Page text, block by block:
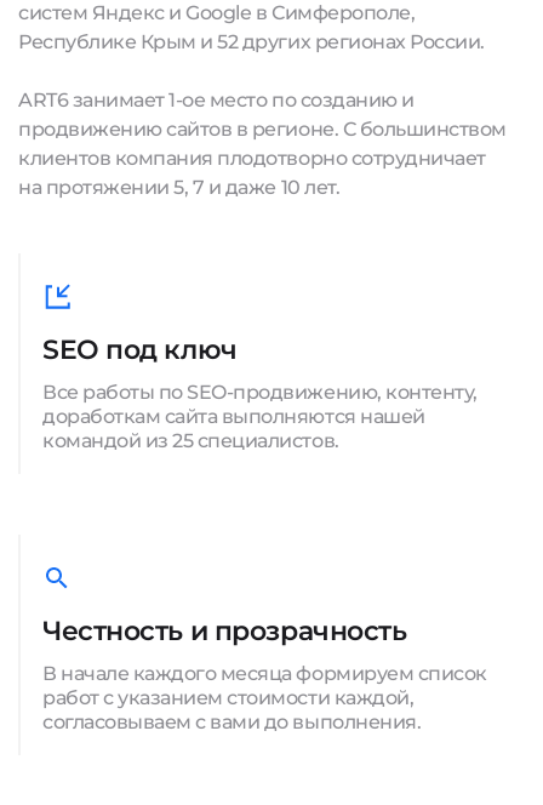
систем Яндекс и Google в Симферополе,
Республике Крым и 52 других регионах России.
ART6 занимает 1-ое место по созданию и
продвижению сайтов в регионе. С большинством
клиентов компания плодотворно сотрудничает
на протяжении 5, 7 и даже 10 лет.
SEO под ключ
Все работы по SEO-продвижению, контенту,
доработкам сайта выполняются нашей
командой из 25 специалистов.
Честность и прозрачность
В начале каждого месяца формируем список
работ с указанием стоимости каждой,
согласовываем с вами до выполнения.